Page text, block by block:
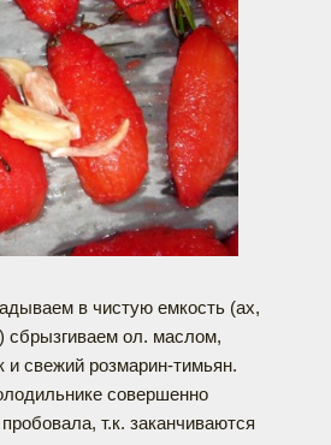
в чистую емкость (ах,
ол. маслом,
и свежий розмарин-тимьян.
совершенно
т.к. заканчиваются